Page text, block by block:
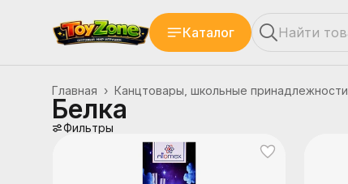
Каталог
Канцтовары, школьные принадлежности
Главная ›
Белка
Фильтры